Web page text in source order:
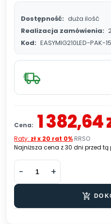
Dostępność: duża ilość
Realizacja zamówienia:
Kod: EASYMIG210LED-PAK-
Cena: 1 382,64
Raty: zł x 20 rat 0% RRSO
Najniższa cena z 30 dni przed
DO